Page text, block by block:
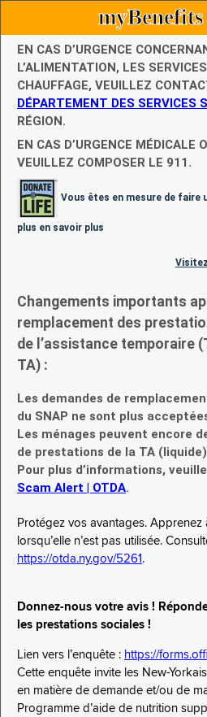
EN CAS D’URGENCE
L’ALIMENTATION, LES
CHAUFFAGE, VEUILLEZ
DÉPARTEMENT DES SERVICES
RÉGION.
EN CAS D’URGENCE MÉDICALE
VEUILLEZ COMPOSER LE 911.
Vous êtes en mesure de faire
plus en savoir plus
Changements importants
remplacement des
de l’assistance temporaire
TA) :
Les demandes de
du SNAP ne sont plus
Les ménages peuvent encore
de prestations de la TA
Pour plus d’informations,
Scam Alert | OTDA.
Protégez vos avantages. Apprenez
lorsqu’elle n’est pas utilisée.
https://otda.ny.gov/5261 .
Donnez-nous votre avis !
les prestations sociales !
Lien vers l’enquête : https://
Cette enquête invite les New-
en matière de demande et/ou de
Programme d’aide de nutrition